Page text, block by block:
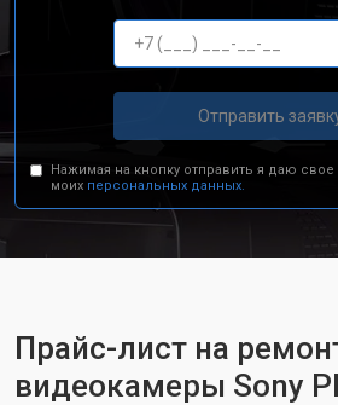
Отправить
Нажимая на кнопку отправить я даю свое
моих персональных данных.
Прайс-лист на
видеокамеры Sony